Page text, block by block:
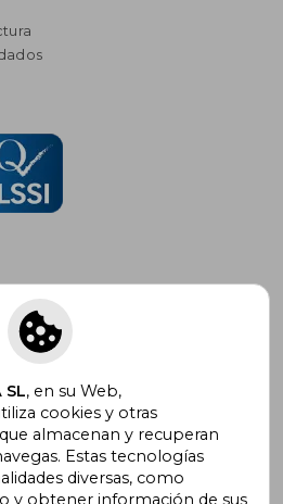
recibir ofertas y
SL, en su Web,
cookies y otras
almacenan y recuperan
Estas tecnologías
diversas, como
y obtener información de sus